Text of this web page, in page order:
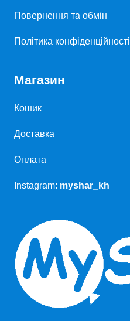
Повернення та обмін
Політика конфіденційності
Магазин
Кошик
Доставка
Оплата
Instagram: myshar_kh